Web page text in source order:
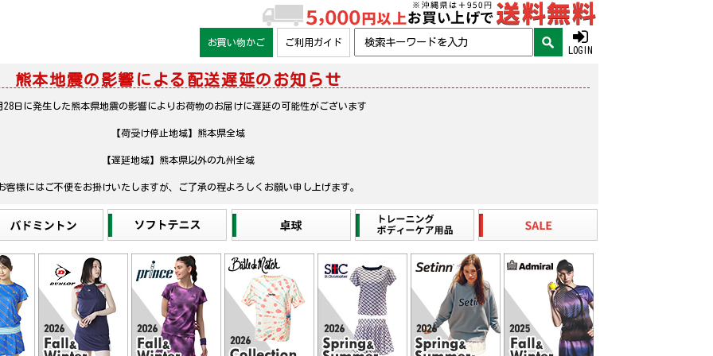
お買い物かご
ご利用ガイド
LOGIN
熊本地震の影響による配送遅延のお知らせ
28日に発生した熊本県地震の影響によりお荷物のお届けに遅延の可能性がございます
【荷受け停止地域】熊本県全域
【遅延地域】熊本県以外の九州全域
客様にはご不便をお掛けいたしますが、ご了承の程よろしくお願い申し上げます。